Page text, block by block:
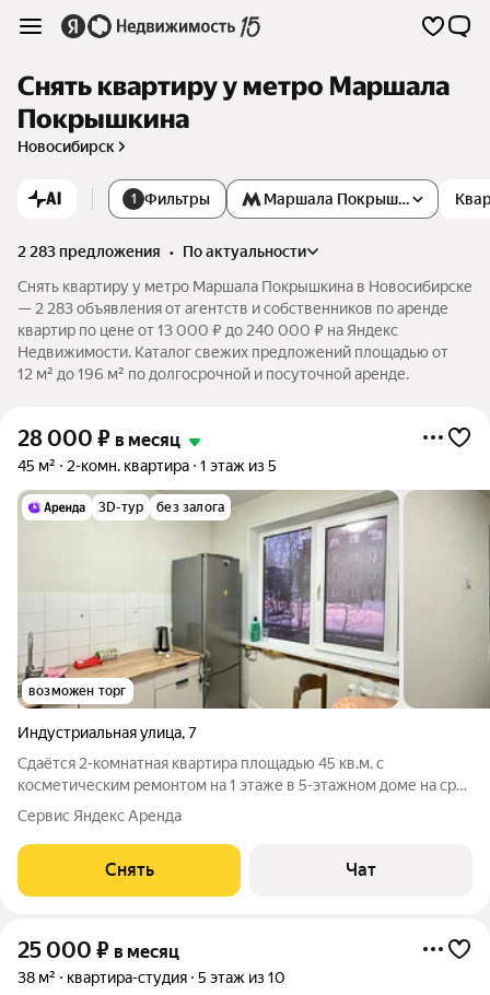
Снять квартиру у метро Маршала
Покрышкина
Новосибирск
AI 1 Фильтры Маршала Покрышкина
2 283 предложения •
по актуальности
Снять квартиру у метро Маршала Покрышкина в Новосибирске
— 2 283 объявления от агентств и собственников по аренде
квартир по цене от 13 000 ₽ до 240 000 ₽ на Яндекс
Недвижимости. Каталог свежих предложений площадью от
12 м² до 196 м² по долгосрочной и посуточной аренде.
28 000 ₽ в месяц
45 м² 2-комн. квартира 1 этаж из 5
3D-тур без залога
возможен торг
Индустриальная улица,7
Сдаётся 2-комнатная квартира площадью 45 кв.м. с
косметическим ремонтом на 1 этаже в 5-этажном доме на срок
от 11 месяцев. Из техники есть: Телевизор Стиральная машина
Холодильник Дом - панельный, окна выходят во двор. Жилец
оплачивает все
Сервис Яндекс Аренда
Снять Чат
25 000 ₽ в месяц
38 м² квартира-студия 5 этаж из 10